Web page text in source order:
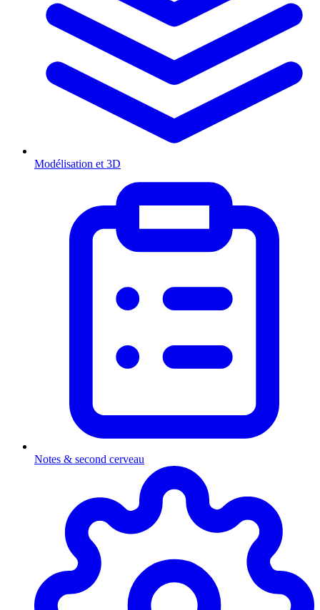
Modélisation et 3D
Notes & second cerveau